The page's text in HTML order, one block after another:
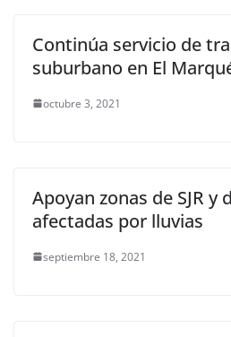
Continúa servicio de
suburbano en El
octubre 3, 2021
Apoyan zonas de SJR y
afectadas por lluvias
septiembre 18, 2021